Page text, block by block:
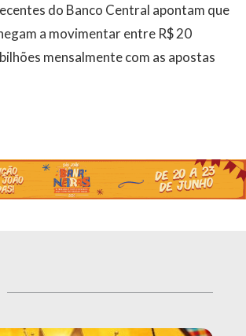
do Banco Central apontam que
a movimentar entre R$ 20
mensalmente com as apostas